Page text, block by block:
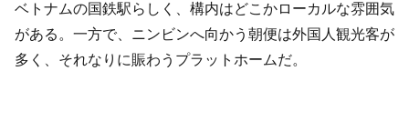
ベトナムの国鉄駅らしく、構内はどこかローカルな雰囲気
がある。一方で、ニンビンへ向かう朝便は外国人観光客が
多く、それなりに賑わうプラットホームだ。